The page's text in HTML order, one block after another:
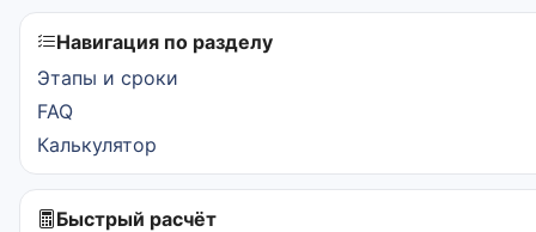
Навигация по разделу
Этапы и сроки
FAQ
Калькулятор
Быстрый расчёт